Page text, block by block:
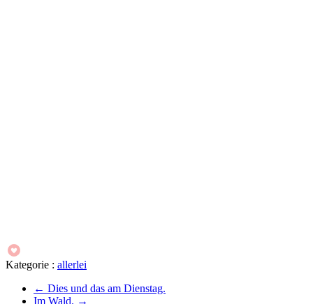
Kategorie : allerlei
← Dies und das am Dienstag.
Im Wald. →